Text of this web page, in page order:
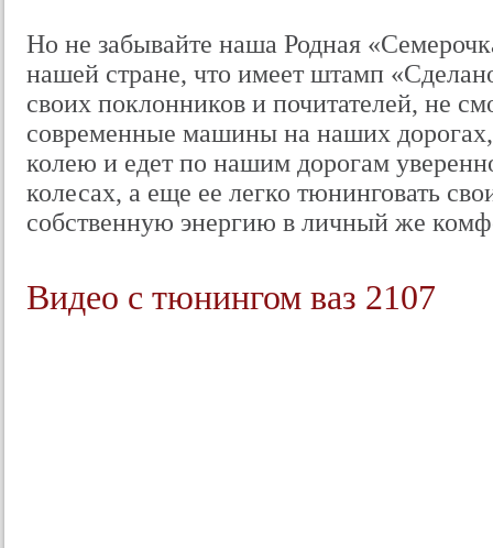
Но не забывайте наша Родная
нашей стране, что имеет штамп
своих поклонников и почитателей, не
современные машины на наших
колею и едет по нашим дорогам
колесах, а еще ее легко тюнинговать
собственную энергию в личный же
Видео с тюнингом ваз 2107